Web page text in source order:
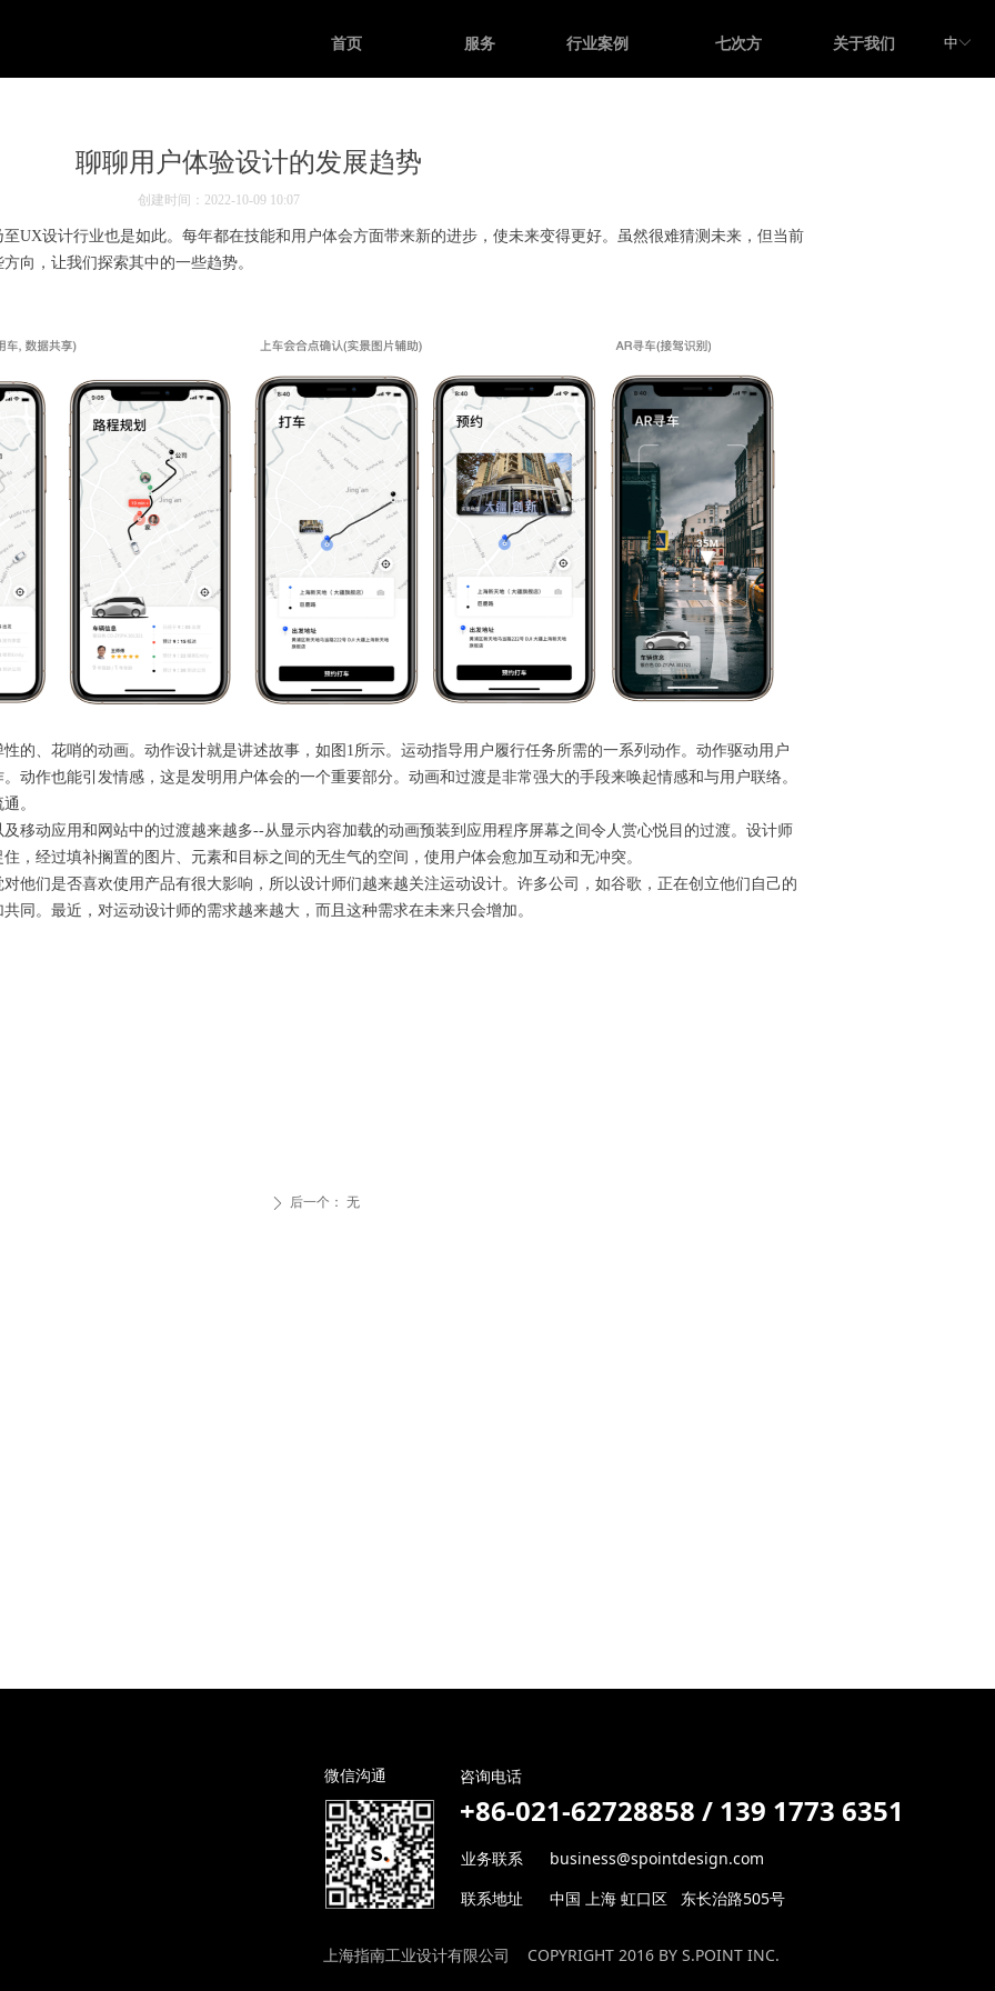
首页 服务 行业案例 七次方 关于我们 ꀅ
中
聊聊用户体验设计的发展趋势
设计行业也是如此。每年都在技能和用户体会方面带来新的进步，使未来变得更好。虽然很难猜测未来，但当前
向，让我们探索其中的一些趋势。
、花哨的动画。动作设计就是讲述故事，如图1所示。运动指导用户履行任务所需的一系列动作。动作驱动用户
动作也能引发情感，这是发明用户体会的一个重要部分。动画和过渡是非常强大的手段来唤起情感和与用户联络。
。
动应用和网站中的过渡越来越多--从显示内容加载的动画预装到应用程序屏幕之间令人赏心悦目的过渡。设计师
，经过填补搁置的图片、元素和目标之间的无生气的空间，使用户体会愈加互动和无冲突。
们是否喜欢使用产品有很大影响，所以设计师们越来越关注运动设计。许多公司，如谷歌，正在创立他们自己的
同。最近，对运动设计师的需求越来越大，而且这种需求在未来只会增加。
创建时间： 2022-10-09 10:07
ꄲ 后一个： 无
咨询电话
+86-021-62728858 / 139 1773 6351
业务联系 business@spointdesign.com
联系地址 中国 上海 虹口区 东长治路505号
上海指南工业设计有限公司 COPYRIGHT 2016 BY S.POINT INC.
微信沟通